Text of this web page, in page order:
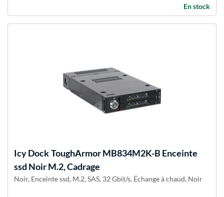
En stock
Icy DockToughArmor MB834M2K-B Enceinte
ssd Noir M.2, Cadrage
Noir, Enceinte ssd, M.2, SAS, 32 Gbit/s, Échange à chaud, Noir